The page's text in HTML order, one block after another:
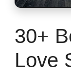
30+
Love